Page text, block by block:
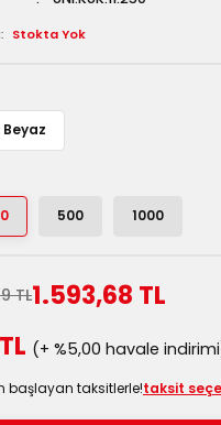
Stokta Yok
Beyaz
500 1000
TL1.593,68 TL
(+ %5,00 havale
başlayan taksitlerle!taksit